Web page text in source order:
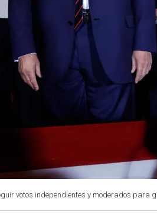
votos independientes y moderados para